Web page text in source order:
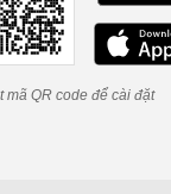
mã QR code để cài đặt